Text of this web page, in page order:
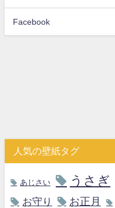
Facebook
人気の壁紙タグ
あじさい うさぎ
お守り お正月